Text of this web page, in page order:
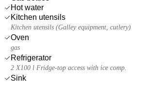
Hot water
Kitchen utensils
Kitchen utensils (Galley equipment, cutlery)
Oven
gas
Refrigerator
2 X100 l Fridge-top access with ice comp.
Sink